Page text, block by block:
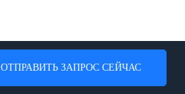
ОТПРАВИТЬ ЗАПРОС СЕЙЧАС